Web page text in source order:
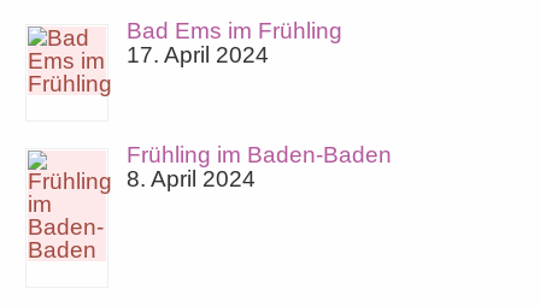
Bad Ems im Frühling
17. April 2024
Frühling im Baden-Baden
8. April 2024